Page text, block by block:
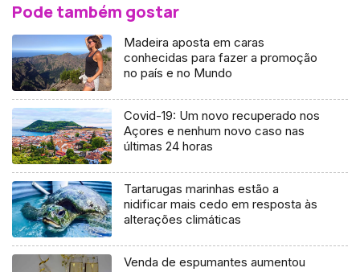
Pode também gostar
Madeira aposta em caras
conhecidas para fazer a promoção
no país e no Mundo
Covid-19: Um novo recuperado nos
Açores e nenhum novo caso nas
últimas 24 horas
Tartarugas marinhas estão a
nidificar mais cedo em resposta às
alterações climáticas
Venda de espumantes aumentou